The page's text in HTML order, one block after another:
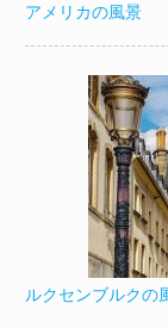
アメリカの風景
ルクセンブルクの